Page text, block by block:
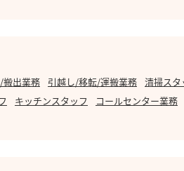
搬出業務 引越し/移転/運搬業務 清掃スタ
キッチンスタッフ コールセンター業務